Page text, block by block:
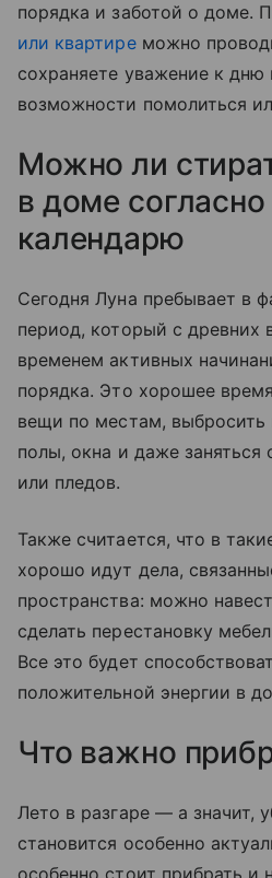
порядка и заботой о доме.
или квартиреможно
сохраняете уважение к дню
возможности помолиться
Можно ли
в доме
календарю
Сегодня Луна пребывает в
период, который с древних
временем активных
порядка. Это хорошее
вещи по местам,
полы, окна и даже заняться
или пледов.
Также считается, что в
хорошо идут дела,
пространства: можно
сделать перестановку
Все это будет
положительной энергии в
Что важно
Лето в разгаре — а значит,
становится особенно